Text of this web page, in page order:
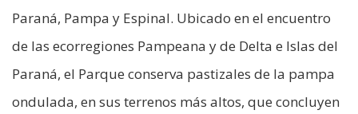
Paraná, Pampa y Espinal. Ubicado en el encuentro
de las ecorregiones Pampeana y de Delta e Islas del
Paraná, el Parque conserva pastizales de la pampa
ondulada, en sus terrenos más altos, que concluyen